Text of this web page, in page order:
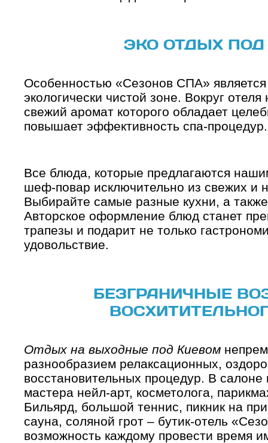
ЭКО ОТДЫХ
Особенностью «Сезонов СПА»
экологически чистой зоне. Вокруг
свежий аромат которого обладает
повышает эффективность спа-процедур.
Все блюда, которые предлагаются
шеф-повар исключительно из свежих и
Выбирайте самые разные кухни, а
Авторское оформление блюд станет
трапезы и подарит не только
удовольствие.
БЕЗГРАНИЧНЫЕ
Отдых на выходные под Киевом
разнообразием релаксационных,
восстановительных процедур. В
мастера нейл-арт, косметолога,
Бильярд, большой теннис, пикник на
сауна, соляной грот – бутик-отель
возможность каждому провести время